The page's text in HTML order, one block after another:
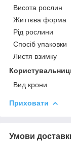
Висота рослин
Життєва форма
Рід рослини
Спосіб упаковки
Листя взимку
Вид крони
Приховати
Умови